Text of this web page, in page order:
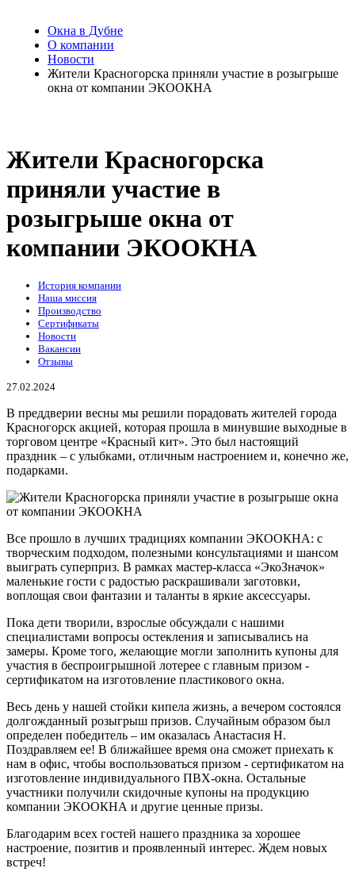
Окна в Дубне
О компании
Новости
Жители Красногорска приняли участие в розыгрыше
окна от компании ЭКООКНА
Жители Красногорска
приняли участие в
розыгрыше окна от
компании ЭКООКНА
История компании
Наша миссия
Производство
Сертификаты
Новости
Вакансии
Отзывы
27.02.2024
В преддверии весны мы решили порадовать жителей города
Красногорск акцией, которая прошла в минувшие выходные в
торговом центре «Красный кит». Это был настоящий
праздник – с улыбками, отличным настроением и, конечно же,
подарками.
Все прошло в лучших традициях компании ЭКООКНА: с
творческим подходом, полезными консультациями и шансом
выиграть суперприз. В рамках мастер-класса «ЭкоЗначок»
маленькие гости с радостью раскрашивали заготовки,
воплощая свои фантазии и таланты в яркие аксессуары.
Пока дети творили, взрослые обсуждали с нашими
специалистами вопросы остекления и записывались на
замеры. Кроме того, желающие могли заполнить купоны для
участия в беспроигрышной лотерее с главным призом -
сертификатом на изготовление пластикового окна.
Весь день у нашей стойки кипела жизнь, а вечером состоялся
долгожданный розыгрыш призов. Случайным образом был
определен победитель – им оказалась Анастасия Н.
Поздравляем ее! В ближайшее время она сможет приехать к
нам в офис, чтобы воспользоваться призом - сертификатом на
изготовление индивидуального ПВХ-окна. Остальные
участники получили скидочные купоны на продукцию
компании ЭКООКНА и другие ценные призы.
Благодарим всех гостей нашего праздника за хорошее
настроение, позитив и проявленный интерес. Ждем новых
встреч!